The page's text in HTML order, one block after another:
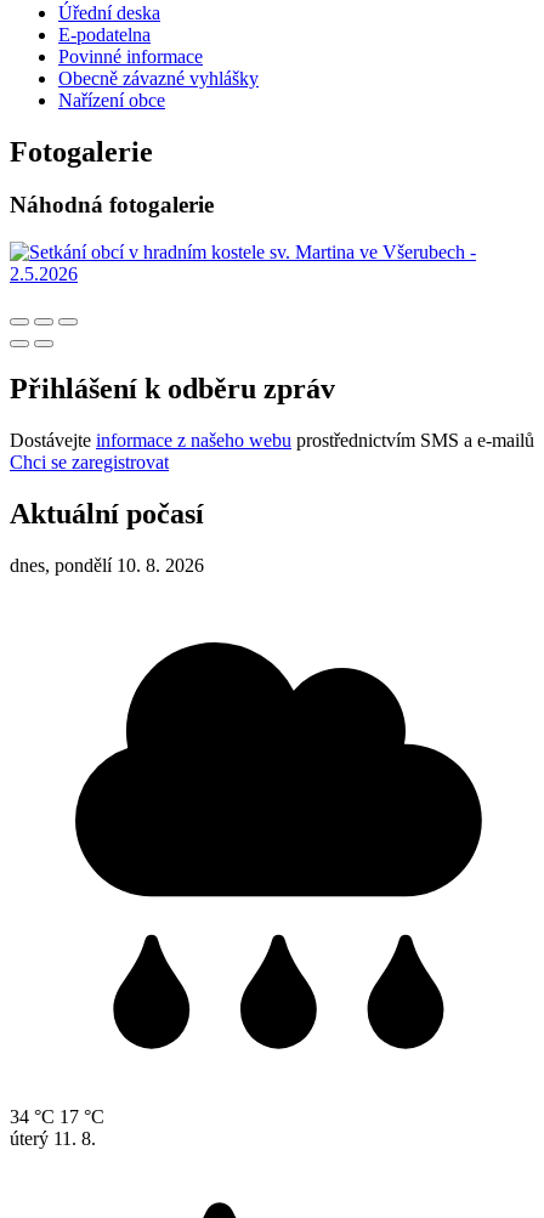
Úřední deska
E-podatelna
Povinné informace
Obecně závazné vyhlášky
Nařízení obce
Fotogalerie
Náhodná fotogalerie
Přihlášení k odběru zpráv
Dostávejte informace z našeho webu prostřednictvím SMS a e-mailů
Chci se zaregistrovat
Aktuální počasí
dnes, pondělí 10. 8. 2026
34 °C 17 °C
úterý 11. 8.